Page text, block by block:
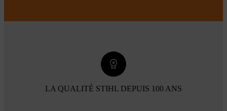
LA QUALITÉ STIHL DEPUIS 100 ANS